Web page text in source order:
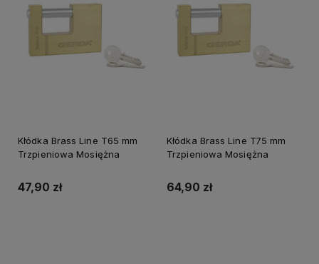
Kłódka Brass Line T65 mm
Trzpieniowa Mosiężna
47,90 zł
Kłódka Brass Line T75 mm
Trzpieniowa Mosiężna
64,90 zł